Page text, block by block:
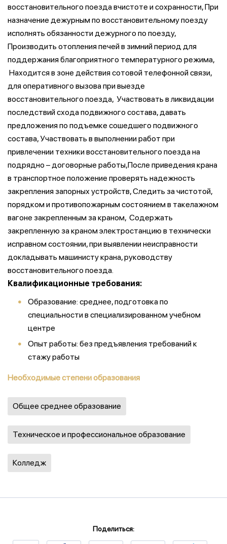
восстановительного поезда вчистоте и сохранности, При
назначение дежурным по восстановительному поезду
исполнять обязанности дежурного по поезду,
Производить отопления печей в зимний период для
поддержания благоприятного температурного режима,
Находится в зоне действия сотовой телефонной связи,
для оперативного вызова при выезде
восстановительного поезда, Участвовать в ликвидации
последствий схода подвижного состава, давать
предложения по подъемке сошедшего подвижного
состава, Участвовать в выполнении работ при
привлечении техники восстановительного поезда на
подрядно – договорные работы,После приведения крана
в транспортное положение проверять надежность
закрепления запорных устройств, Следить за чистотой,
порядком и противопожарным состоянием в такелажном
вагоне закрепленным за краном, Содержать
закрепленную за краном электростанцию в технически
исправном состоянии, при выявлении неисправности
докладывать машинисту крана, руководству
восстановительного поезда.
Квалификационные требования:
Образование: среднее, подготовка по
специальности в специализированном учебном
центре
Опыт работы: без предъявления требований к
стажу работы
Необходимые степени образования
Общее среднее образование
Техническое и профессиональное образование
Колледж
Поделиться: